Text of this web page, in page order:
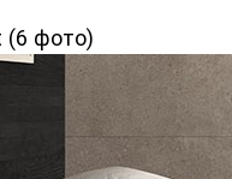
(6 фото)